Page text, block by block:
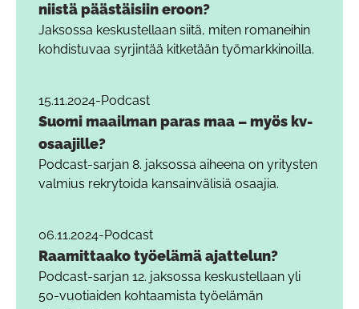
niistä päästäisiin eroon?
Jaksossa keskustellaan siitä, miten romaneihin
kohdistuvaa syrjintää kitketään työmarkkinoilla.
15.11.2024-Podcast
Suomi maailman paras maa – myös kv-
osaajille?
Podcast-sarjan 8. jaksossa aiheena on yritysten
valmius rekrytoida kansainvälisiä osaajia.
06.11.2024-Podcast
Raamittaako työelämä ajattelun?
Podcast-sarjan 12. jaksossa keskustellaan yli
50-vuotiaiden kohtaamista työelämän